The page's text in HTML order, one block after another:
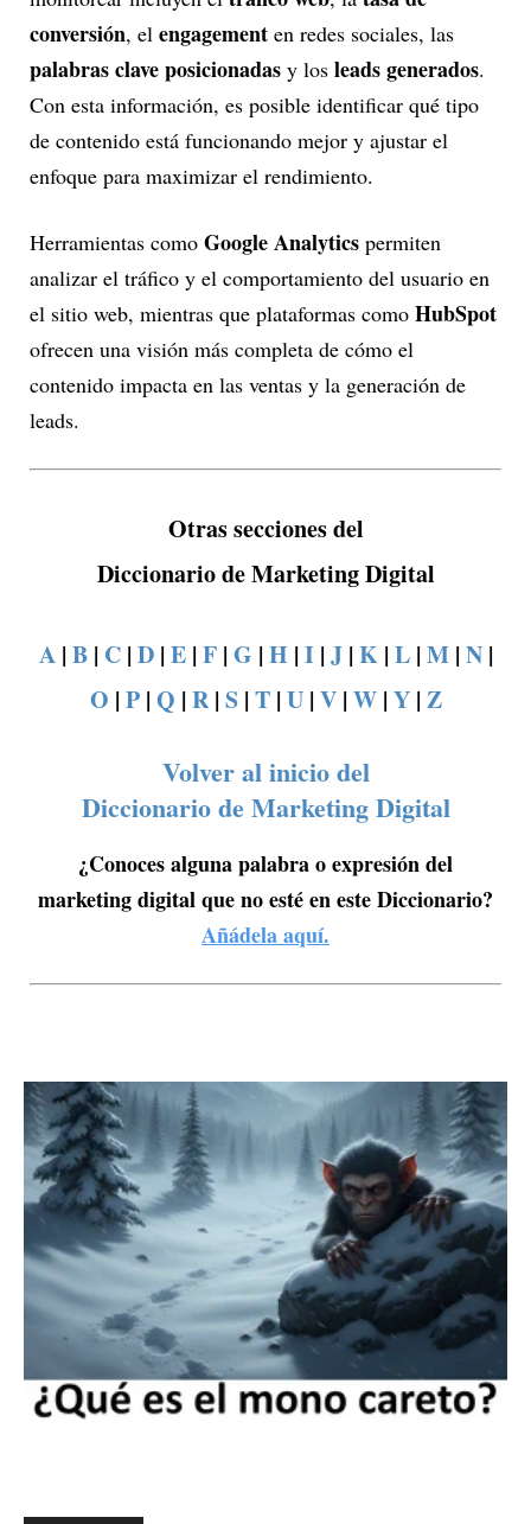
conversión, el engagement en redes sociales, las
palabras clave posicionadas y los leads generados.
Con esta información, es posible identificar qué tipo
de contenido está funcionando mejor y ajustar el
enfoque para maximizar el rendimiento.
Herramientas como Google Analytics permiten
analizar el tráfico y el comportamiento del usuario en
el sitio web, mientras que plataformas como HubSpot
ofrecen una visión más completa de cómo el
contenido impacta en las ventas y la generación de
leads.
Otras secciones del
Diccionario de Marketing Digital
A| B| C| D| E| F| G | H | I| J| K| L| M| N|
O | P| Q | R| S| T| U| V| W| Y| Z
Volver al inicio del
Diccionario de Marketing Digital
¿Conoces alguna palabra o expresión del
marketing digital que no esté en este Diccionario?
Añádela aquí.